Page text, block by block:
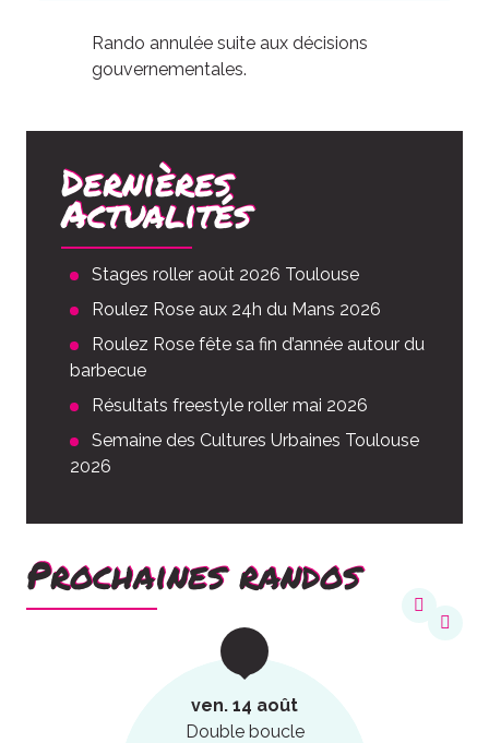
Rando annulée suite aux décisions
gouvernementales.
Dernières
Actualités
Stages roller août 2026 Toulouse
Roulez Rose aux 24h du Mans 2026
Roulez Rose fête sa fin d’année autour du
barbecue
Résultats freestyle roller mai 2026
Semaine des Cultures Urbaines Toulouse
2026
Prochaines randos
ven. 14 août
Double boucle